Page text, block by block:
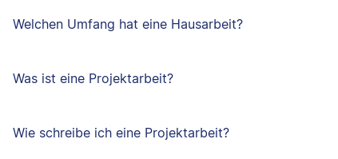
Welchen Umfang hat eine Hausarbeit?
Was ist eine Projektarbeit?
Wie schreibe ich eine Projektarbeit?